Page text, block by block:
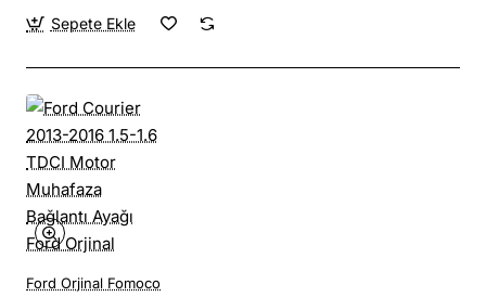
Sepete Ekle
Ford Orjinal Fomoco